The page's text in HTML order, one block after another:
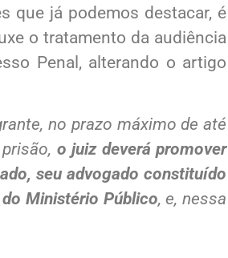
que já podemos destacar, é
o tratamento da audiência
Penal, alterando o artigo
no prazo máximo de até
o juiz deverá promover
seu advogado constituído
Ministério Público, e, nessa